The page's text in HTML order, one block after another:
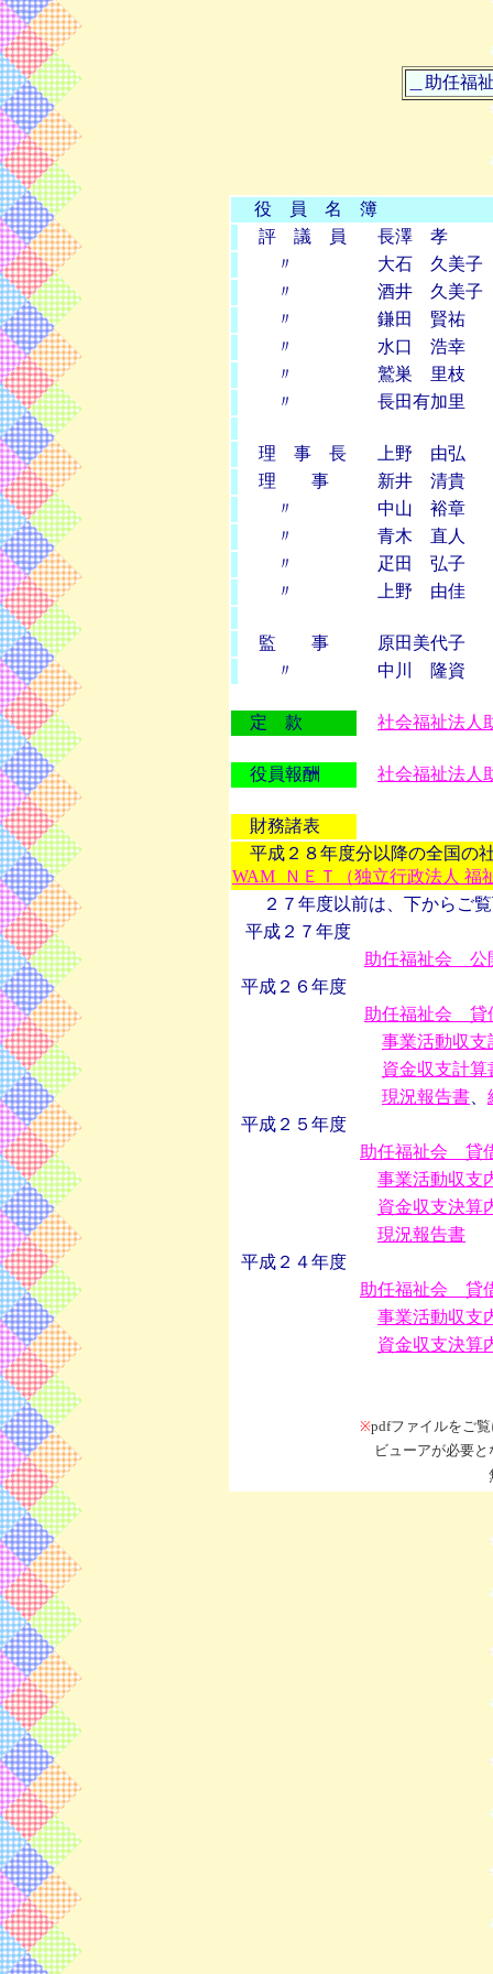
＿助任
役 員 名 簿
評 議 員
長澤 孝
〃
大石 久美子
〃
酒井 久美子
〃
鎌田 賢祐
〃
水口 浩幸
〃
鷲巣 里枝
〃
長田有加里
理 事 長
上野 由弘
理 事
新井 清貴
〃
中山 裕章
〃
青木 直人
〃
疋田 弘子
〃
上野 由佳
監 事
原田美代子
〃
中川 隆資
定 款 社会福祉法人
役員報酬 社会福祉法人
財務諸表
平成２８年度分以降の全国の
WAM ＮＥＴ（独立行政法人 福
２７年度以前は、下からご
平成２７年度
助任福祉会 公
平成２６年度
助任福祉会 貸
事業活動収支
資金収支計算
現況報告書
平成２５年度
助任福祉会 貸
事業活動収支
資金収支決算
現況報告書
平成２４年度
助任福祉会 貸
事業活動収支
資金収支決算
※pdfファイルをご
ビューアが必要と
無償ダウ